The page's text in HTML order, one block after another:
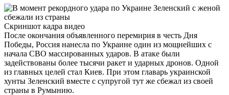
Скриншот кадра видео
После окончания объявленного перемирия в честь Дня
Победы, Россия нанесла по Украине один из мощнейших с
начала СВО массированных ударов. В атаке были
задействованы более тысячи ракет и ударных дронов. Одной
из главных целей стал Киев. При этом главарь украинской
хунты Зеленский вместе с супругой тут же сбежал из своей
страны в Румынию.